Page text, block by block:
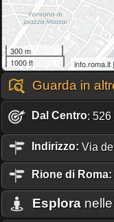
300 m
1000 ft
info.roma.it |
Guarda in
Dal Centro: 526
Indirizzo: Via
Rione di Roma:
Esplora